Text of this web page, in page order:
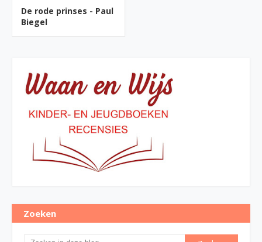
De rode prinses - Paul
Biegel
Zoeken